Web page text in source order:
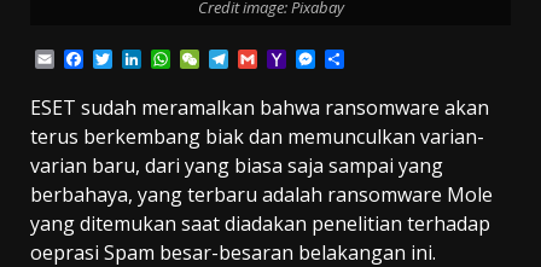
Credit image: Pixabay
EmailFacebook
TwitterLinkedIn
WhatsApp
WeChatTelegram
GmailYahooMessenger
ESET sudah meramalkan bahwa ransomware akan
terus berkembang biak dan memunculkan varian-
varian baru, dari yang biasa saja sampai yang
berbahaya, yang terbaru adalah ransomware Mole
yang ditemukan saat diadakan penelitian terhadap
oeprasi Spam besar-besaran belakangan ini.